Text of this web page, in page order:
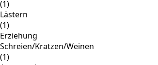
(1)
Lästern
(1)
Erziehung
Schreien/Kratzen/Weinen
(1)